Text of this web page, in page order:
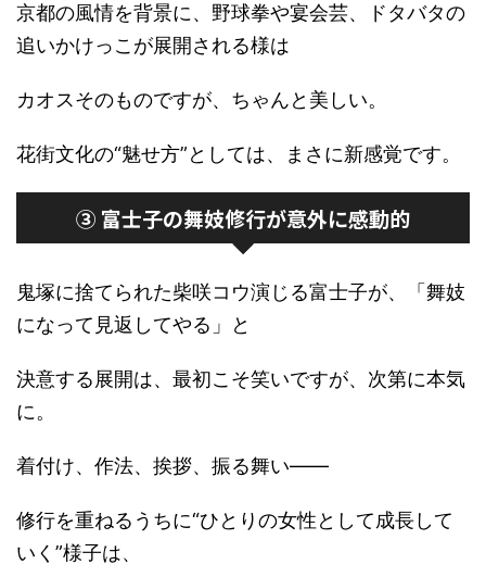
京都の風情を背景に、野球拳や宴会芸、ドタバタの
追いかけっこが展開される様は
カオスそのものですが、ちゃんと美しい。
花街文化の“魅せ方”としては、まさに新感覚です。
③ 富士子の舞妓修行が意外に感動的
鬼塚に捨てられた柴咲コウ演じる富士子が、「舞妓
になって見返してやる」と
決意する展開は、最初こそ笑いですが、次第に本気
に。
着付け、作法、挨拶、振る舞い――
修行を重ねるうちに“ひとりの女性として成長して
いく”様子は、